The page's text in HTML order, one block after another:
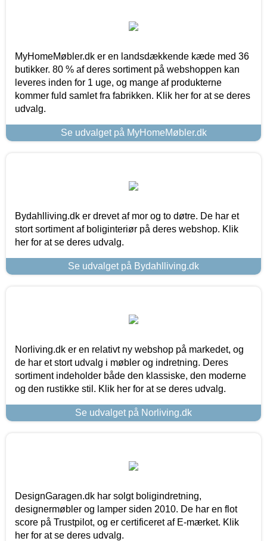
MyHomeMøbler.dk er en landsdækkende kæde med 36
butikker. 80 % af deres sortiment på webshoppen kan
leveres inden for 1 uge, og mange af produkterne
kommer fuld samlet fra fabrikken. Klik her for at se deres
udvalg.
Se udvalget på MyHomeMøbler.dk
Bydahlliving.dk er drevet af mor og to døtre. De har et
stort sortiment af boliginteriør på deres webshop. Klik
her for at se deres udvalg.
Se udvalget på Bydahlliving.dk
Norliving.dk er en relativt ny webshop på markedet, og
de har et stort udvalg i møbler og indretning. Deres
sortiment indeholder både den klassiske, den moderne
og den rustikke stil. Klik her for at se deres udvalg.
Se udvalget på Norliving.dk
DesignGaragen.dk har solgt boligindretning,
designermøbler og lamper siden 2010. De har en flot
score på Trustpilot, og er certificeret af E-mærket. Klik
her for at se deres udvalg.